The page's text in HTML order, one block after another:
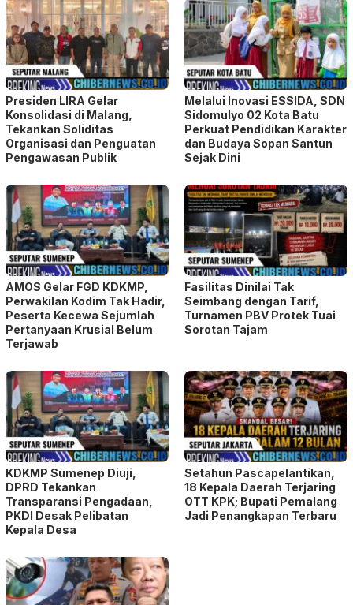
Presiden LIRA Gelar
Konsolidasi di Malang,
Tekankan Soliditas
Organisasi dan Penguatan
Pengawasan Publik
Melalui Inovasi ESSIDA, SDN
Sidomulyo 02 Kota Batu
Perkuat Pendidikan Karakter
dan Budaya Sopan Santun
Sejak Dini
AMOS Gelar FGD KDKMP,
Perwakilan Kodim Tak Hadir,
Peserta Kecewa Sejumlah
Pertanyaan Krusial Belum
Terjawab
Fasilitas Dinilai Tak
Seimbang dengan Tarif,
Turnamen PBV Protek Tuai
Sorotan Tajam
KDKMP Sumenep Diuji,
DPRD Tekankan
Transparansi Pengadaan,
PKDI Desak Pelibatan
Kepala Desa
Setahun Pascapelantikan,
18 Kepala Daerah Terjaring
OTT KPK; Bupati Pemalang
Jadi Penangkapan Terbaru